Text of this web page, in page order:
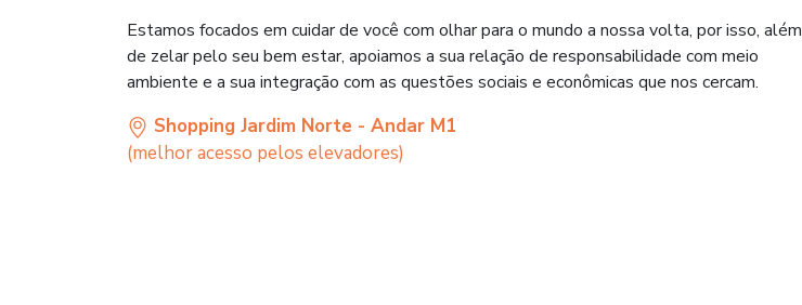
Estamos focados em cuidar de você com olhar para o mundo a nossa volta, por isso, além
de zelar pelo seu bem estar, apoiamos a sua relação de responsabilidade com meio
ambiente e a sua integração com as questões sociais e econômicas que nos cercam.
Shopping Jardim Norte - Andar M1
(melhor acesso pelos elevadores)